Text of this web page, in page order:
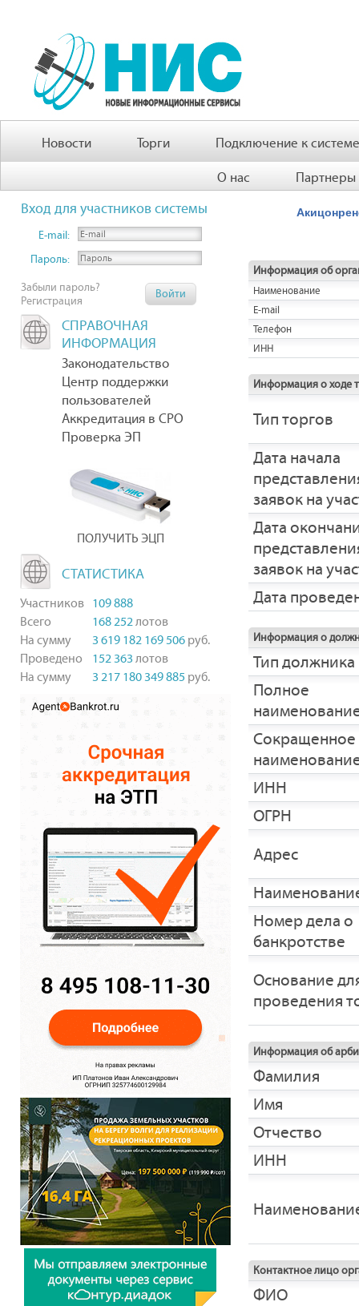
Новости Торги Подключение к системе
О нас Партнеры
Вход для участников системы
E-mail:
Пароль:
Забыли пароль?
Регистрация
СПРАВОЧНАЯ
ИНФОРМАЦИЯ
Законодательство
Центр поддержки
пользователей
Аккредитация в СРО
Проверка ЭП
ПОЛУЧИТЬ ЭЦП
СТАТИСТИКА
Участников 109 888
Всего
168 252лотов
На сумму
3 619 182 169 506 руб.
Проведено
152 363 лотов
На сумму
3 217 180 349 885 руб.
Информация об
Наименование
E-mail
Телефон
ИНН
Информация о ходе
Тип торгов
Дата начала
заявок на
Дата
заявок на
Дата
Информация о
Тип должника
Полное
Сокращенное
ИНН
ОГРН
Адрес
Номер дела о
банкротстве
Основание
проведения
Информация об
Фамилия
Имя
Отчество
ИНН
Контактное лицо
ФИО